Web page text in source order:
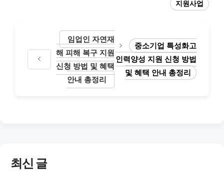
리
지원사업
임업인 자연재
해 피해 복구 지원
신청 방법 및 혜택
안내 총정리
중소기업 특성화고
인력양성 지원 신청 방법
및 혜택 안내 총정리
최신 글